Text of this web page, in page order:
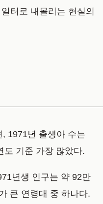
터로 내몰리는 현실의
1971년 출생아 수는
도 기준 가장 많았다.
년생 인구는 약 92만
큰 연령대 중 하나다.